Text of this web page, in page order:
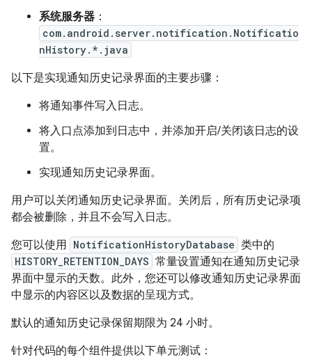
系统服务器 ：
com.android.server.notification.Notificatio
nHistory.*.java
以下是实现通知历史记录界面的主要步骤：
将通知事件写入日志。
将入口点添加到日志中，并添加开启/关闭该日志的设
置。
实现通知历史记录界面。
用户可以关闭通知历史记录界面。关闭后，所有历史记录项
都会被删除，并且不会写入日志。
您可以使用 NotificationHistoryDatabase 类中的
HISTORY_RETENTION_DAYS 常量设置通知在通知历史记录
界面中显示的天数。此外，您还可以修改通知历史记录界面
中显示的内容区以及数据的呈现方式。
默认的通知历史记录保留期限为 24 小时。
针对代码的每个组件提供以下单元测试：